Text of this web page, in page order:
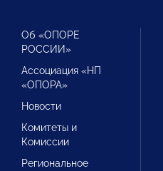
Об «ОПОРЕ
РОССИИ»
Ассоциация «НП
«ОПОРА»
Новости
Комитеты и
Комиссии
Региональное